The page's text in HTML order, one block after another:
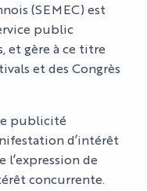
(SEMEC) est
public
et gère à ce titre
et des Congrès
publicité
d’intérêt
l’expression de
concurrente.